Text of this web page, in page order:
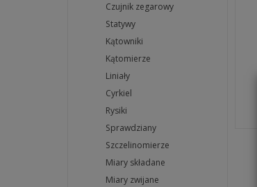
Czujnik zegarowy
Statywy
Kątowniki
Kątomierze
Liniały
Cyrkiel
Rysiki
Sprawdziany
Szczelinomierze
Miary składane
Miary zwijane